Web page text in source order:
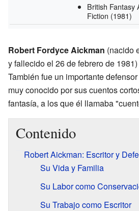
British Fantasy
Fiction (1981)
Robert Fordyce Aickman (nacido
y fallecido el 26 de febrero de
También fue un importante
muy conocido por sus cuentos
fantasía, a los que él llamaba
Contenido
Robert Aickman: Escritor y
Su Vida y Familia
Su Labor como
Su Trabajo como Escritor